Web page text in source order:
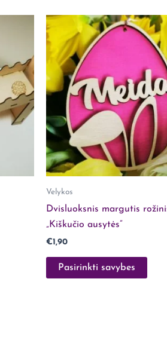
pirkėjai, kurie yra įsigiję šį
Velykos
Dvisluoksnis margutis
„Kiškučio ausytės”
€1,90
Pasirinkti savybes